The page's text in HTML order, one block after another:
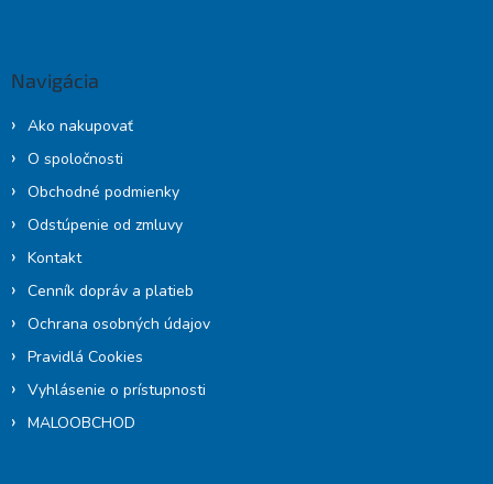
Navigácia
Ako nakupovať
O spoločnosti
Obchodné podmienky
Odstúpenie od zmluvy
Kontakt
Cenník dopráv a platieb
Ochrana osobných údajov
Pravidlá Cookies
Vyhlásenie o prístupnosti
MALOOBCHOD